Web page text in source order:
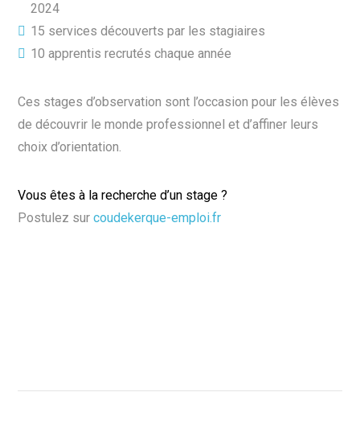
2024
15 services découverts par les stagiaires
10 apprentis recrutés chaque année
Ces stages d’observation sont l’occasion pour les élèves
de découvrir le monde professionnel et d’affiner leurs
choix d’orientation.
Vous êtes à la recherche d’un stage ?
Postulez surcoudekerque-emploi.fr